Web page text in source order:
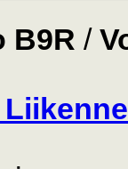
B9R /